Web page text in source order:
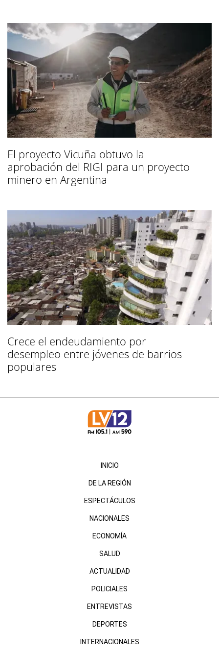
El proyecto Vicuña obtuvo la
aprobación del RIGI para un proyecto
minero en Argentina
Crece el endeudamiento por
desempleo entre jóvenes de barrios
populares
INICIO
DE LA REGIÓN
ESPECTÁCULOS
NACIONALES
ECONOMÍA
SALUD
ACTUALIDAD
POLICIALES
ENTREVISTAS
DEPORTES
INTERNACIONALES